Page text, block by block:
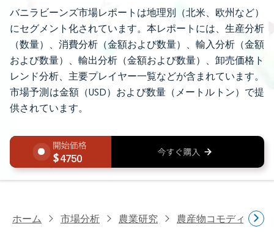
バニラビーンズ市場レポートは地理別（北米、欧州など）
にセグメント化されています。本レポートには、生産分析
（数量）、消費分析（金額および数量）、輸入分析（金額
および数量）、輸出分析（金額および数量）、卸売価格ト
レンド分析、主要プレイヤー一覧などが含まれています。
市場予測は金額（USD）および数量（メートルトン）で提
供されています。
4750
ホーム 市場分析 農業研究 農産物コモディティ